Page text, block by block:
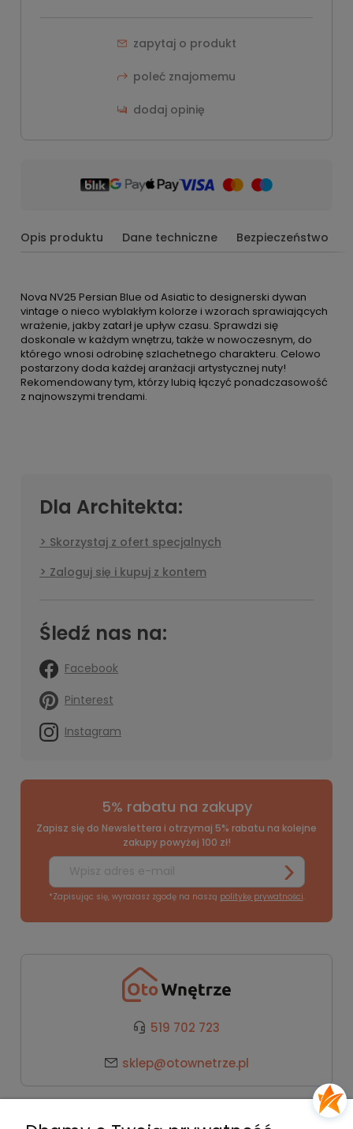
zapytaj o produkt
poleć znajomemu
dodaj opinię
Opis produktu Dane techniczne Bezpieczeństwo
Nova NV25 Persian Blue od Asiatic to designerski dywan
vintage o nieco wyblakłym kolorze i wzorach sprawiających
wrażenie, jakby zatarł je upływ czasu. Sprawdzi się
doskonale w każdym wnętrzu, także w nowoczesnym, do
którego wnosi odrobinę szlachetnego charakteru. Celowo
postarzony doda każdej aranżacji artystycznej nuty!
Rekomendowany tym, którzy lubią łączyć ponadczasowość
z najnowszymi trendami.
Dla Architekta:
Skorzystaj z ofert specjalnych
Zaloguj się i kupuj z kontem
Śledź nas na:
Facebook
Pinterest
Instagram
5% rabatu na zakupy
Zapisz się do Newslettera i otrzymaj 5% rabatu na kolejne
zakupy powyżej 100 zł!
*Zapisując się, wyrażasz zgodę na naszą politykę prywatności.
519 702 723
sklep@otownetrze.pl